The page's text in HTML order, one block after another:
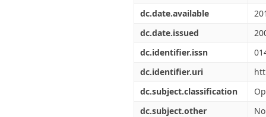
dc.date.available
dc.date.issued
dc.identifier.issn
dc.identifier.uri
dc.subject.classification
dc.subject.other